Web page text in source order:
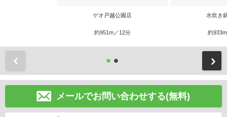
ゲオ戸越公園店
約951m／12分
水炊き
約
メールでお問い合わせする(無料)